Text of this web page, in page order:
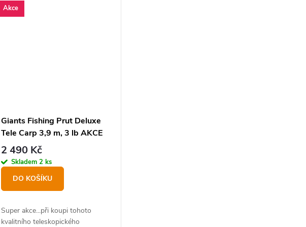
Akce
Giants Fishing Prut Deluxe
Tele Carp 3,9 m, 3 lb AKCE
1+1 Zdarma
2 490 Kč
Skladem 2 ks
DO KOŠÍKU
Super akce...při koupi tohoto
kvalitního teleskopického